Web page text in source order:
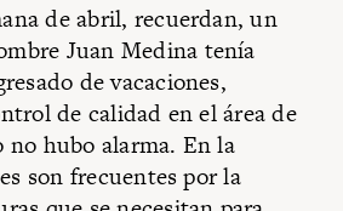
de abril, recuerdan, un
Juan Medina tenía
de vacaciones,
de calidad en el área de
no hubo alarma. En la
son frecuentes por la